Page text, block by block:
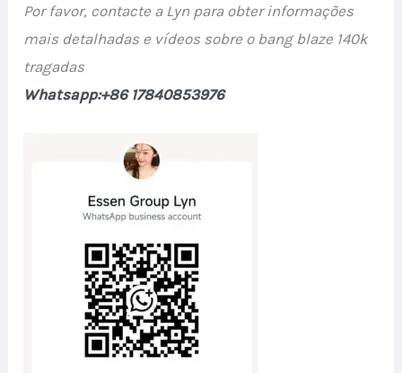
Por favor, contacte a Lyn para obter informações
mais detalhadas e vídeos sobre o bang blaze 140k
tragadas
Whatsapp:+86 17840853976